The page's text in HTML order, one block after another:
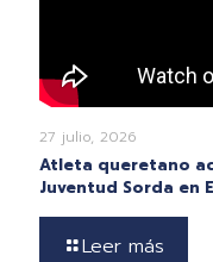
27 julio, 2026
Atleta queretano
Juventud Sorda en
Leer más